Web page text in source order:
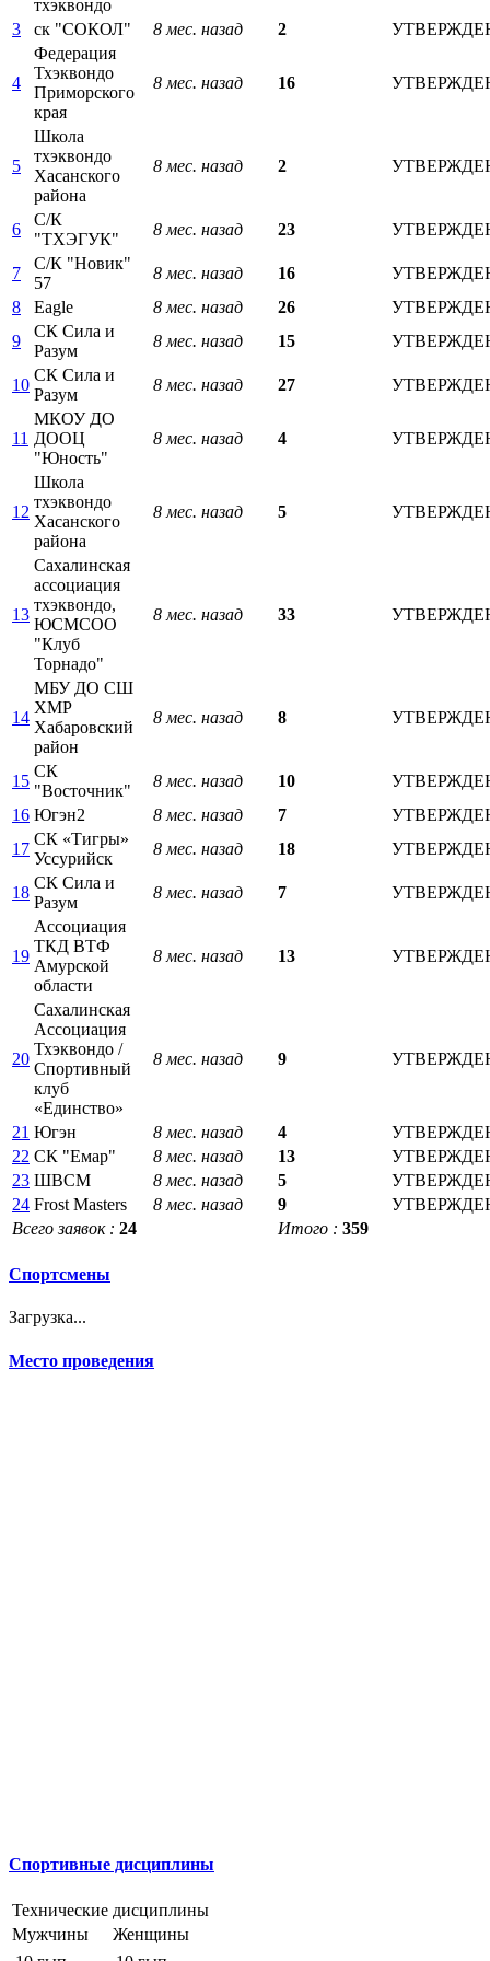
тхэквондо
3 ск "СОКОЛ" 8 мес. назад 2
4
Федерация
Тхэквондо
Приморского
края
8 мес. назад 16
5
Школа
тхэквондо
Хасанского
района
8 мес. назад 2
6
С/К
"ТХЭГУК"
8 мес. назад 23
7
С/К "Новик"
57
8 мес. назад 16
8
Eagle 8 мес. назад 26
9
СК Сила и
Разум
8 мес. назад 15
10
СК Сила и
Разум
8 мес. назад 27
11
МКОУ ДО
ДООЦ
"Юность"
8 мес. назад 4
12
Школа
тхэквондо
Хасанского
района
8 мес. назад 5
13
Сахалинская
ассоциация
тхэквондо,
ЮСМСОО
"Клуб
Торнадо"
8 мес. назад 33
14
МБУ ДО СШ
ХМР
Хабаровский
район
8 мес. назад 8
15
СК
"Восточник"
8 мес. назад 10
16 Югэн2 8 мес. назад 7
17
СК «Тигры»
Уссурийск
8 мес. назад 18
18
СК Сила и
Разум
8 мес. назад 7
19
Ассоциация
ТКД ВТФ
Амурской
области
8 мес. назад 13
20
Сахалинская
Ассоциация
Тхэквондо /
Спортивный
клуб
«Единство»
8 мес. назад 9
21 Югэн 8 мес. назад 4
22 СК "Емар" 8 мес. назад 13
23 ШВСМ 8 мес. назад 5
24 Frost Masters 8 мес. назад 9
Всего заявок : 24 Итого : 359
Спортсмены
Загрузка...
Место проведения
Спортивные дисциплины
Технические дисциплины
Мужчины
Женщины